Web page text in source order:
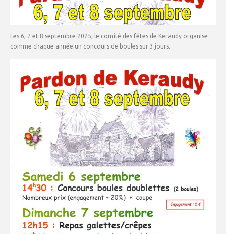
Les 6, 7 et 8 septembre 2025, le comité des fêtes de Keraudy organise
comme chaque année un concours de boules sur 3 jours.